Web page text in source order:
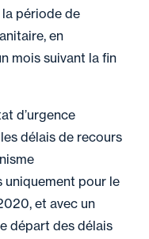
la période de
en
mois suivant la fin
d’urgence
délais de recours
uniquement pour le
et avec un
départ des délais